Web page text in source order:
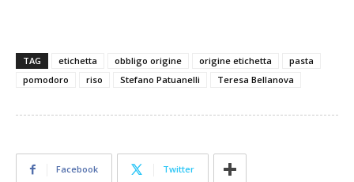
TAG etichetta obbligo origine origine etichetta
pasta
pomodoro
riso Stefano Patuanelli Teresa Bellanova
Facebook Twitter